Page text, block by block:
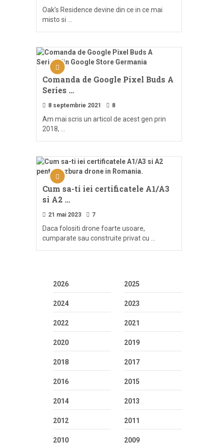
Oak’s Residence devine din ce in ce mai
misto si …
Comanda de Google Pixel Buds A
Series …
8 septembrie 2021 8
Am mai scris un articol de acest gen prin
2018, …
Cum sa-ti iei certificatele A1/A3
si A2 …
21 mai 2023 7
Daca folositi drone foarte usoare,
cumparate sau construite privat cu …
2026 2025
2024 2023
2022 2021
2020 2019
2018 2017
2016 2015
2014 2013
2012 2011
2010 2009